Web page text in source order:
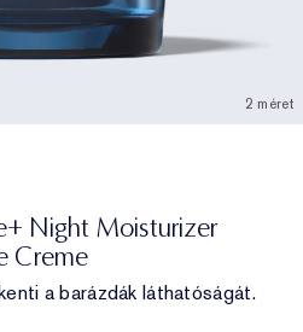
2 méret
Night Moisturizer
Creme
a barázdák láthatóságát.